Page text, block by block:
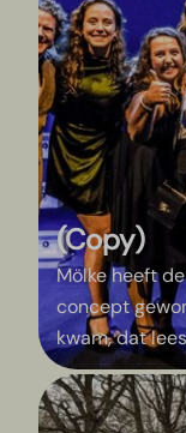
(Copy)
Mölke heeft
concept
kwam, dat